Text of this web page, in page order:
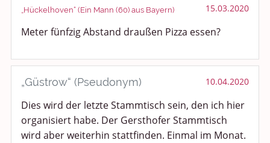
„Hückelhoven“ (Ein Mann (60) aus Bayern) 15.03.2020
Meter fünfzig Abstand draußen Pizza essen?
„Güstrow“ (Pseudonym) 10.04.2020
Dies wird der letzte Stammtisch sein, den ich hier
organisiert habe. Der Gersthofer Stammtisch
wird aber weiterhin stattfinden. Einmal im Monat.